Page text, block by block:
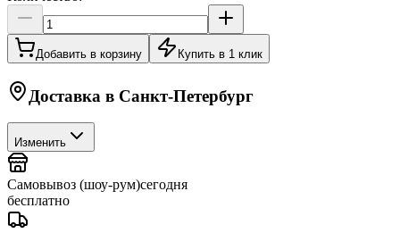
Добавить в корзину Купить в 1 клик
Доставка в Санкт-Петербург
Изменить
Самовывоз (шоу-рум)сегодня
бесплатно